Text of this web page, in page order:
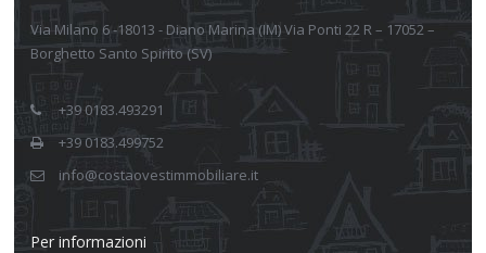
Via Milano 6 -18013 - Diano Marina (IM) Via Ponti 22 R – 17052 –
Borghetto Santo Spirito (SV)
+39 0183.493291
+39 0183.499752
info@costaovestimmobiliare.it
Per informazioni